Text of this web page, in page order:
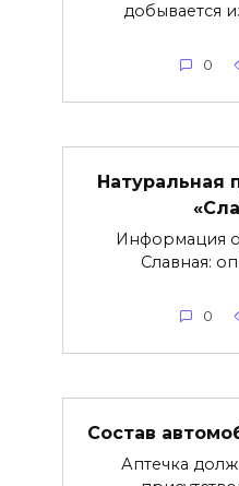
добывается
0
Натуральная
Информация
Славная:
0
Состав
Аптечка